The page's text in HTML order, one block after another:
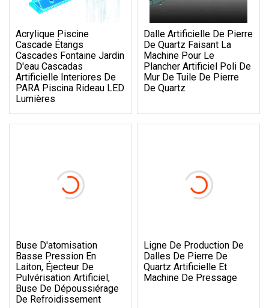
Acrylique Piscine
Cascade Étangs
Cascades Fontaine Jardin
D'eau Cascadas
Artificielle Interiores De
PARA Piscina Rideau LED
Lumières
Dalle Artificielle De Pierre
De Quartz Faisant La
Machine Pour Le
Plancher Artificiel Poli De
Mur De Tuile De Pierre
De Quartz
Buse D'atomisation
Basse Pression En
Laiton, Éjecteur De
Pulvérisation Artificiel,
Buse De Dépoussiérage
De Refroidissement
Ligne De Production De
Dalles De Pierre De
Quartz Artificielle Et
Machine De Pressage